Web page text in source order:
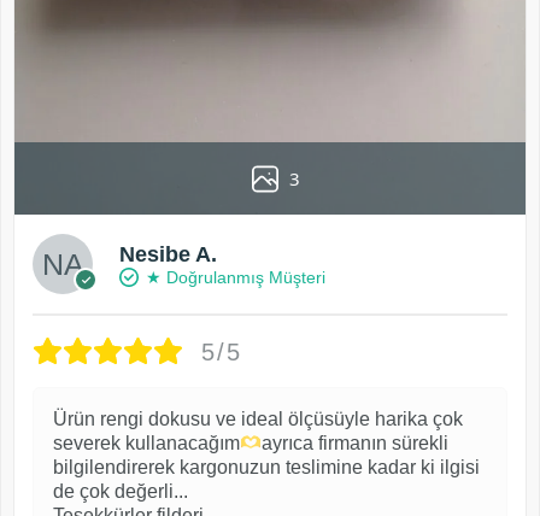
3
Nesibe A.
★ Doğrulanmış Müşteri
5/5
Ürün rengi dokusu ve ideal ölçüsüyle harika çok
severek kullanacağım
ayrıca firmanın sürekli
bilgilendirerek kargonuzun teslimine kadar ki ilgisi
de çok değerli...